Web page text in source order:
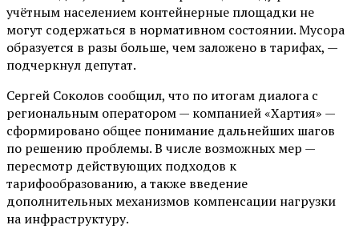
учётным населением контейнерные площадки не
могут содержаться в нормативном состоянии. Мусора
образуется в разы больше, чем заложено в тарифах, —
подчеркнул депутат.
Сергей Соколов сообщил, что по итогам диалога с
региональным оператором — компанией «Хартия» —
сформировано общее понимание дальнейших шагов
по решению проблемы. В числе возможных мер —
пересмотр действующих подходов к
тарифообразованию, а также введение
дополнительных механизмов компенсации нагрузки
на инфраструктуру.